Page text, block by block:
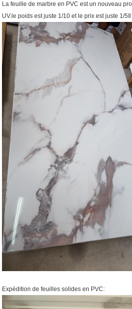
La feuille de marbre en PVC est un nouveau
UV.le poids est juste 1/10 et le prix est juste 1/
Expédition de feuilles solides en PVC: